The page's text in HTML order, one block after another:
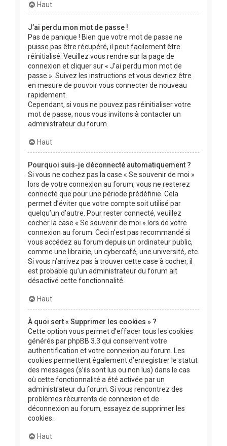
Haut
J’ai perdu mon mot de passe !
Pas de panique ! Bien que votre mot de passe ne
puisse pas être récupéré, il peut facilement être
réinitialisé. Veuillez vous rendre sur la page de
connexion et cliquer sur « J’ai perdu mon mot de
passe ». Suivez les instructions et vous devriez être
en mesure de pouvoir vous connecter de nouveau
rapidement.
Cependant, si vous ne pouvez pas réinitialiser votre
mot de passe, nous vous invitons à contacter un
administrateur du forum.
Haut
Pourquoi suis-je déconnecté automatiquement ?
Si vous ne cochez pas la case « Se souvenir de moi »
lors de votre connexion au forum, vous ne resterez
connecté que pour une période prédéfinie. Cela
permet d’éviter que votre compte soit utilisé par
quelqu’un d’autre. Pour rester connecté, veuillez
cocher la case « Se souvenir de moi » lors de votre
connexion au forum. Ceci n’est pas recommandé si
vous accédez au forum depuis un ordinateur public,
comme une librairie, un cybercafé, une université, etc.
Si vous n’arrivez pas à trouver cette case à cocher, il
est probable qu’un administrateur du forum ait
désactivé cette fonctionnalité.
Haut
À quoi sert « Supprimer les cookies » ?
Cette option vous permet d’effacer tous les cookies
générés par phpBB 3.3 qui conservent votre
authentification et votre connexion au forum. Les
cookies permettent également d’enregistrer le statut
des messages (s’ils sont lus ou non lus) dans le cas
où cette fonctionnalité a été activée par un
administrateur du forum. Si vous rencontrez des
problèmes récurrents de connexion et de
déconnexion au forum, essayez de supprimer les
cookies.
Haut